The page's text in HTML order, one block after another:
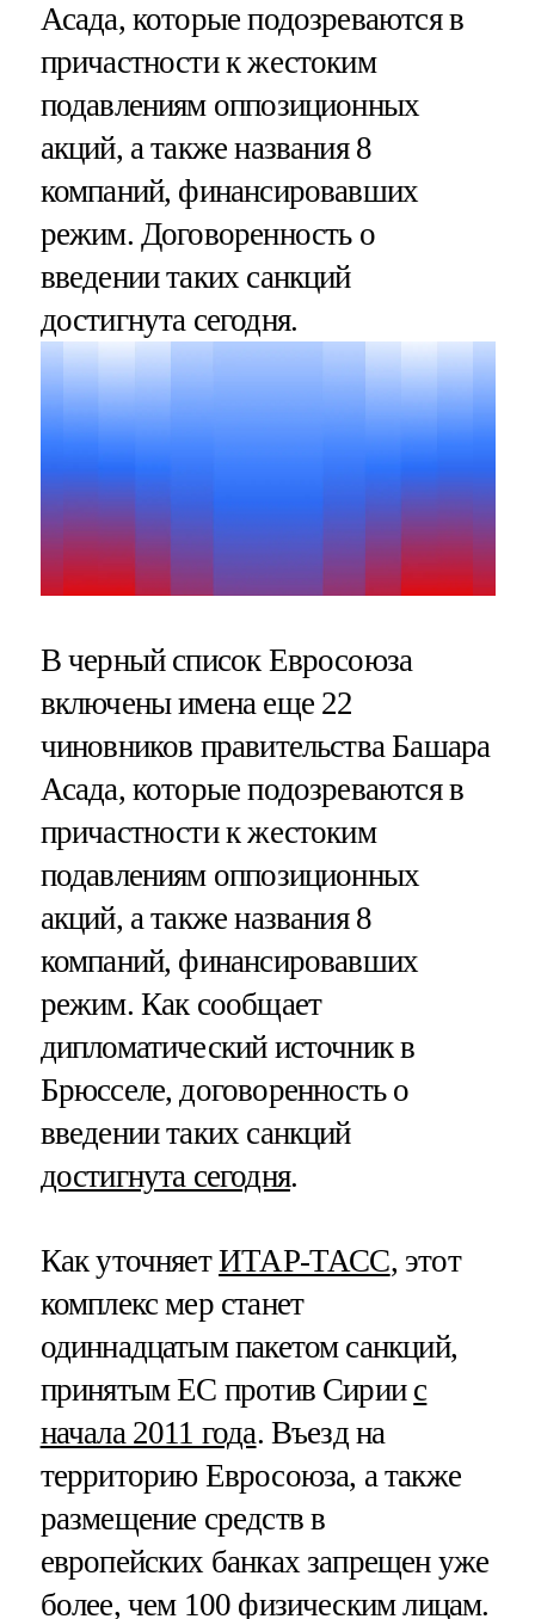
Асада, которые подозреваются в
причастности к жестоким
подавлениям оппозиционных
акций, а также названия 8
компаний, финансировавших
режим. Договоренность о
введении таких санкций
достигнута сегодня.
В черный список Евросоюза
включены имена еще 22
чиновников правительства Башара
Асада, которые подозреваются в
причастности к жестоким
подавлениям оппозиционных
акций, а также названия 8
компаний, финансировавших
режим. Как сообщает
дипломатический источник в
Брюсселе, договоренность о
введении таких санкций
достигнута сегодня.
Как уточняетИТАР-ТАСС, этот
комплекс мер станет
одиннадцатым пакетом санкций,
принятым ЕС против Сирии с
начала 2011 года. Въезд на
территорию Евросоюза, а также
размещение средств в
европейских банках запрещен уже
более, чем 100 физическим лицам.